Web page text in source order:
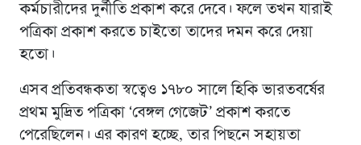
কর্মচারীদের দুর্নীতি প্রকাশ করে দেবে। ফলে তখন যারাই
পত্রিকা প্রকাশ করতে চাইতো তাদের দমন করে দেয়া
হতো।
এসব প্রতিবন্ধকতা স্বত্বেও ১৭৮০ সালে হিকি ভারতবর্ষের
প্রথম মুদ্রিত পত্রিকা ‘বেঙ্গল গেজেট’ প্রকাশ করতে
পেরেছিলেন। এর কারণ হচ্ছে, তার পিছনে সহায়তা